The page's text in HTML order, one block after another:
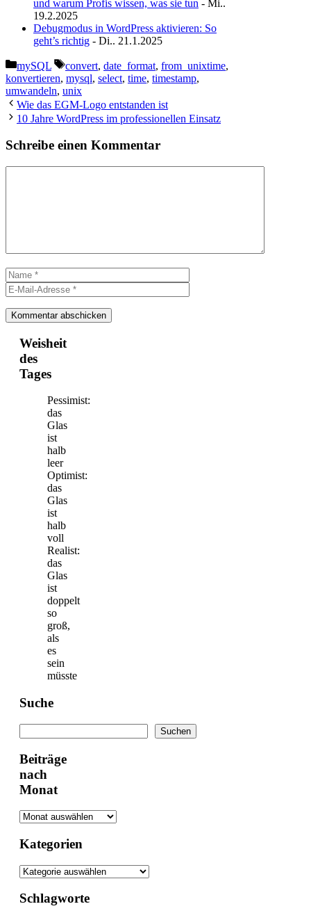
und warum Profis wissen, was sie tun - Mi..
19.2.2025
Debugmodus in WordPress aktivieren: So
geht’s richtig - Di.. 21.1.2025
Kategorien
mySQL Schlagwörter
convert, date_format, from_unixtime,
konvertieren, mysql, select, time, timestamp,
umwandeln, unix
Wie das EGM-Logo entstanden ist
10 Jahre WordPress im professionellen Einsatz
Schreibe einen Kommentar
Name
Mail-
Adresse
Weisheit
des
Tages
Pessimist:
das
Glas
ist
halb
leer
Optimist:
das
Glas
ist
halb
voll
Realist:
das
Glas
ist
doppelt
so
groß,
als
es
sein
müsste
Suche
Suchen
Beiträge
nach
Monat
Kategorien
Schlagworte